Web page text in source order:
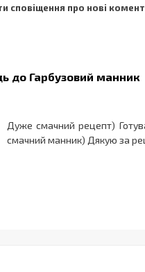
сповіщення про нові
до Гарбузовий манник
Дуже смачний рецепт)
смачний манник) Дякую за